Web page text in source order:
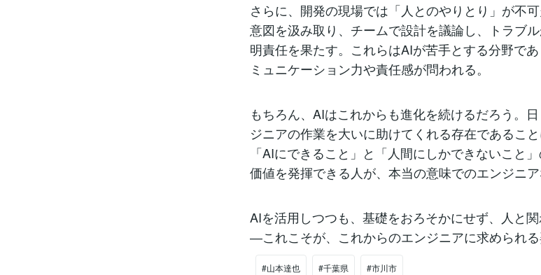
さらに、開発の現場では「人とのやりとり」が不
意図を汲み取り、チームで設計を議論し、トラブ
明責任を果たす。これらはAIが苦手とする分野で
ミュニケーション力や責任感が問われる。
もちろん、AIはこれからも進化を続けるだろう。
ジニアの作業を大いに助けてくれる存在であること
「AIにできること」と「人間にしかできないこと
価値を発揮できる人が、本当の意味でのエンジニア
AIを活用しつつも、基礎をおろそかにせず、人と
―これこそが、これからのエンジニアに求められる
#山本達也 #千葉県 #市川市